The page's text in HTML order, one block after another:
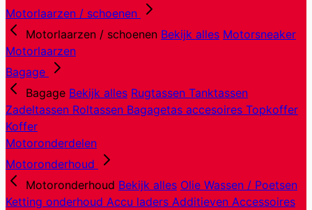
Motorlaarzen / schoenen
Motorlaarzen / schoenen Bekijk alles Motorsneaker
Motorlaarzen
Bagage
Bagage Bekijk alles Rugtassen Tanktassen
Zadeltassen Roltassen Bagagetas accesoires Topkoffer
Koffer
Motoronderdelen
Motoronderhoud
Motoronderhoud Bekijk alles Olie Wassen / Poetsen
Ketting onderhoud Accu laders Additieven Accessoires